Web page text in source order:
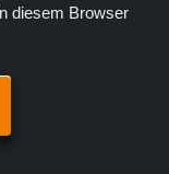
diesem Browser